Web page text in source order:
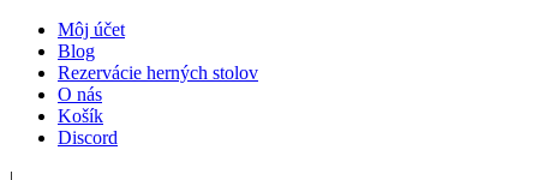
Môj účet
Blog
Rezervácie herných stolov
O nás
Košík
Discord